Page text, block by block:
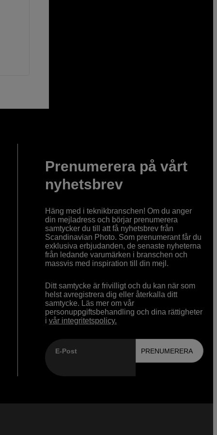
Prenumerera på vårt
nyhetsbrev
Häng med i teknikbranschen! Om du anger
din mejladress och börjar prenumerera
samtycker du till att få nyhetsbrev från
Scandinavian Photo. Som prenumerant får du
exklusiva erbjudanden, de senaste nyheterna
från ledande varumärken i branschen och
massvis med inspiration till din mejl.
Ditt samtycke är frivilligt och du kan när som
helst avregistrera dig eller återkalla ditt
samtycke. Läs mer om vår
personuppgiftsbehandling och dina rättigheter
i vår integritetspolicy.
E-Post PRENUMERERA